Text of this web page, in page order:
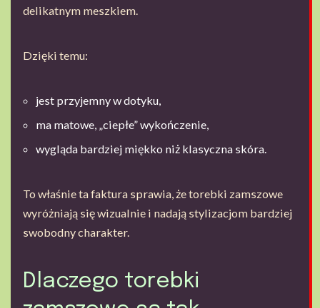
delikatnym meszkiem.
Dzięki temu:
jest przyjemny w dotyku,
ma matowe, „ciepłe” wykończenie,
wygląda bardziej miękko niż klasyczna skóra.
To właśnie ta faktura sprawia, że torebki zamszowe
wyróżniają się wizualnie i nadają stylizacjom bardziej
swobodny charakter.
Dlaczego torebki